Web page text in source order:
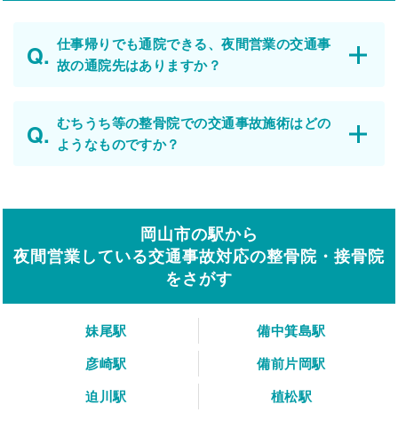
仕事帰りでも通院できる、夜間営業の交通事
故の通院先はありますか？
むちうち等の整骨院での交通事故施術はどの
ようなものですか？
岡山市の駅から
夜間営業している交通事故対応の整骨院・接骨院
をさがす
妹尾駅
備中箕島駅
彦崎駅
備前片岡駅
迫川駅
植松駅